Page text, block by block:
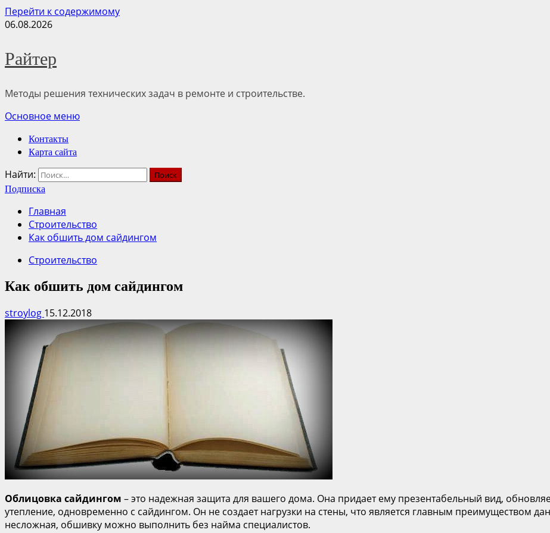
Перейти к содержимому
06.08.2026
Райтер
Методы решения технических задач в ремонте и строительстве.
Основное меню
Контакты
Карта сайта
Найти:
Подписка
Главная
Строительство
Как обшить дом сайдингом
Строительство
Как обшить дом сайдингом
stroylog 15.12.2018
Облицовка сайдингом – это надежная защита для вашего дома. Она придает ему презентабельный вид,
утепление, одновременно с сайдингом. Он не создает нагрузки на стены, что является главным преимуществом
несложная, обшивку можно выполнить без найма специалистов.